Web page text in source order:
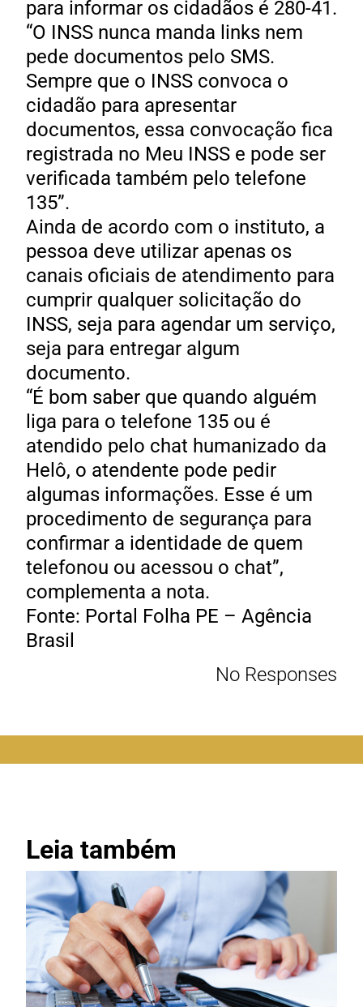
para informar os cidadãos é 280-41.
“O INSS nunca manda links nem
pede documentos pelo SMS.
Sempre que o INSS convoca o
cidadão para apresentar
documentos, essa convocação fica
registrada no Meu INSS e pode ser
verificada também pelo telefone
135”.
Ainda de acordo com o instituto, a
pessoa deve utilizar apenas os
canais oficiais de atendimento para
cumprir qualquer solicitação do
INSS, seja para agendar um serviço,
seja para entregar algum
documento.
“É bom saber que quando alguém
liga para o telefone 135 ou é
atendido pelo chat humanizado da
Helô, o atendente pode pedir
algumas informações. Esse é um
procedimento de segurança para
confirmar a identidade de quem
telefonou ou acessou o chat”,
complementa a nota.
Fonte: Portal Folha PE – Agência
Brasil
No Responses
Leia também